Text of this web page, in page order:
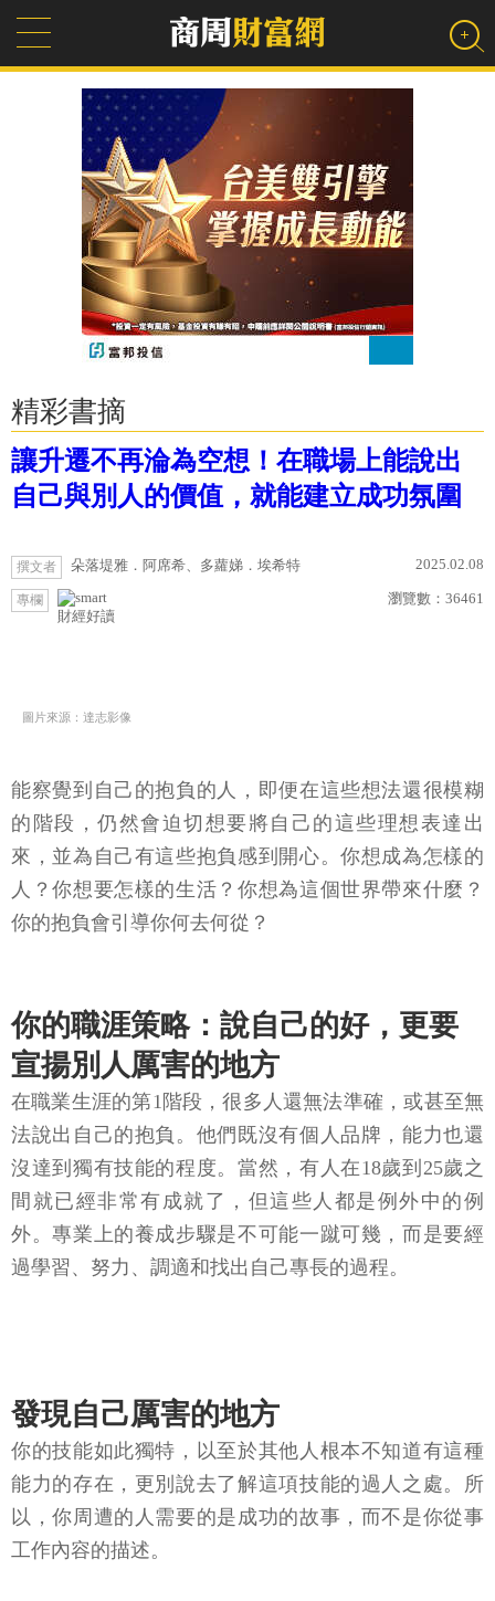
精彩書摘
讓升遷不再淪為空想！在職場上能說出
自己與別人的價值，就能建立成功氛圍
撰文者 朵落堤雅．阿席希、多蘿娣．埃希特 2025.02.08
專欄
財經好讀
瀏覽數： 36461
圖片來源：達志影像
能察覺到自己的抱負的人，即便在這些想法還很模糊
的階段，仍然會迫切想要將自己的這些理想表達出
來，並為自己有這些抱負感到開心。你想成為怎樣的
人？你想要怎樣的生活？你想為這個世界帶來什麼？
你的抱負會引導你何去何從？
你的職涯策略：說自己的好，更要
宣揚別人厲害的地方
在職業生涯的第1階段，很多人還無法準確，或甚至無
法說出自己的抱負。他們既沒有個人品牌，能力也還
沒達到獨有技能的程度。當然，有人在18歲到25歲之
間就已經非常有成就了，但這些人都是例外中的例
外。專業上的養成步驟是不可能一蹴可幾，而是要經
過學習、努力、調適和找出自己專長的過程。
發現自己厲害的地方
你的技能如此獨特，以至於其他人根本不知道有這種
能力的存在，更別說去了解這項技能的過人之處。所
以，你周遭的人需要的是成功的故事，而不是你從事
工作內容的描述。